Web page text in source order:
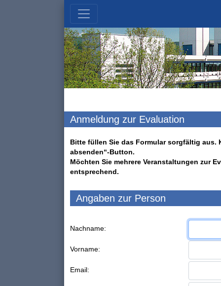
Anmeldung zur Evaluation
Bitte füllen Sie das Formular sorgfältig aus.
absenden“-Button.
Möchten Sie mehrere Veranstaltungen zur
entsprechend.
Angaben zur Person
Nachname:
Vorname:
Email: